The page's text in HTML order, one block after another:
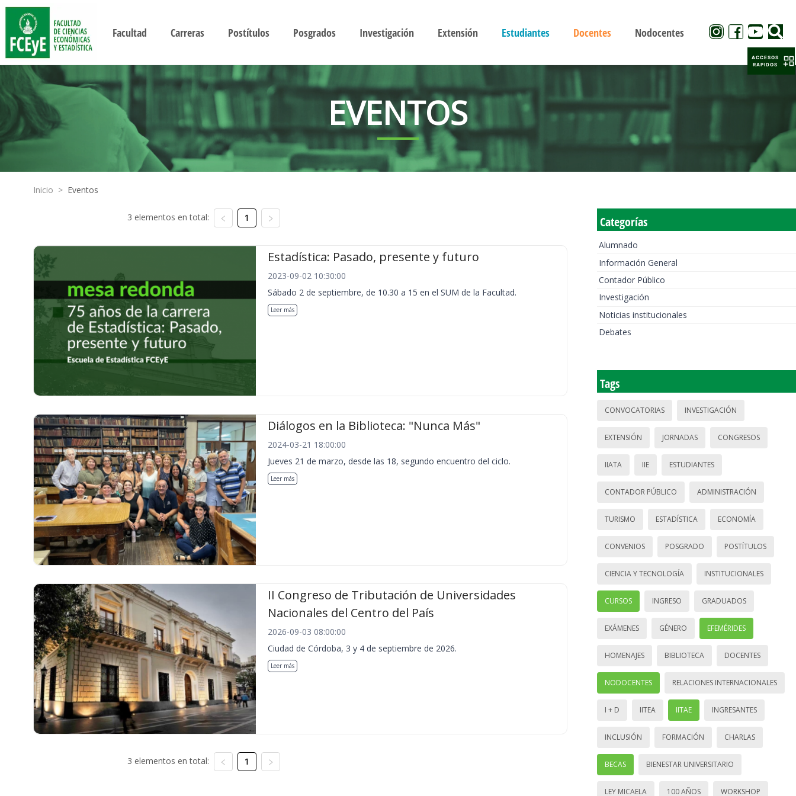
Facultad Carreras Postítulos Posgrados Investigación Extensión Estudiantes Docentes Nodocentes
EVENTOS
Inicio > Eventos
3 elementos en total: 1
Estadística: Pasado, presente y futuro
2023-09-02 10:30:00
Sábado 2 de septiembre, de 10.30 a 15 en el SUM de la Facultad.
Leer más
Diálogos en la Biblioteca: "Nunca Más"
2024-03-21 18:00:00
Jueves 21 de marzo, desde las 18, segundo encuentro del ciclo.
Leer más
II Congreso de Tributación de Universidades
Nacionales del Centro del País
2026-09-03 08:00:00
Ciudad de Córdoba, 3 y 4 de septiembre de 2026.
Leer más
3 elementos en total: 1
Categorías
Alumnado
Información General
Contador Público
Investigación
Noticias institucionales
Debates
Tags
CONVOCATORIAS INVESTIGACIÓN
EXTENSIÓN JORNADAS CONGRESOS
IIATA IIE ESTUDIANTES
CONTADOR PÚBLICO ADMINISTRACIÓN
TURISMO ESTADÍSTICA ECONOMÍA
CONVENIOS POSGRADO POSTÍTULOS
CIENCIA Y TECNOLOGÍA INSTITUCIONALES
CURSOS INGRESO GRADUADOS
EXÁMENES GÉNERO EFEMÉRIDES
HOMENAJES BIBLIOTECA DOCENTES
NODOCENTES RELACIONES INTERNACIONALES
I + D IITEA IITAE INGRESANTES
INCLUSIÓN FORMACIÓN CHARLAS
BECAS BIENESTAR UNIVERSITARIO
LEY MICAELA 100 AÑOS WORKSHOP
ACCESOS
RAPIDOS